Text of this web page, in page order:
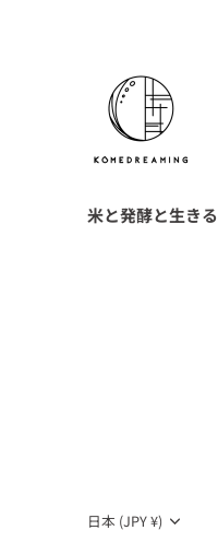
米と発酵と生きる
通
日本 (JPY ¥)